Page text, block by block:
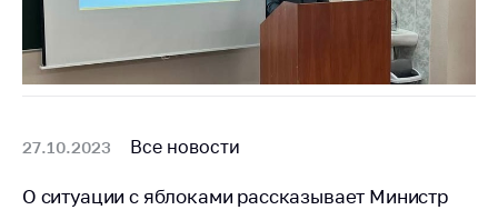
27.10.2023 Все новости
О ситуации с яблоками рассказывает Министр